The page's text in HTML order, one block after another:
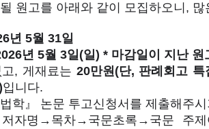
원고를 아래와 같이 모집하오니,
년 5월 31일
년 5월 3일(일) * 마감일이 지난
, 게재료는 20만원(단, 판례회고
입니다.
학』 논문 투고신청서를 제출해주
자명→목차→국문초록→국문 주